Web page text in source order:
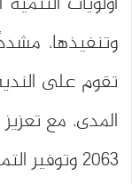
وتنفيذها،
تقوم على
المدى، مع
2063 وتوفير التمويل الكافي والتنفيذ الفعّال.